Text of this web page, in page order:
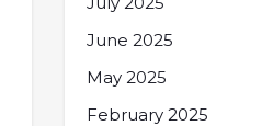
June 2025
May 2025
February 2025